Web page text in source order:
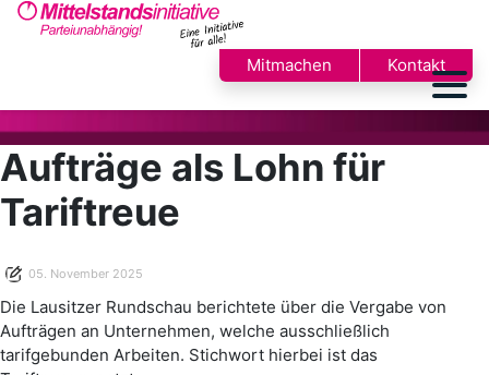
Mitmachen Kontakt
Aufträge als Lohn für
Tariftreue
05. November 2025
Die Lausitzer Rundschau berichtete über die Vergabe von
Aufträgen an Unternehmen, welche ausschließlich
tarifgebunden Arbeiten. Stichwort hierbei ist das